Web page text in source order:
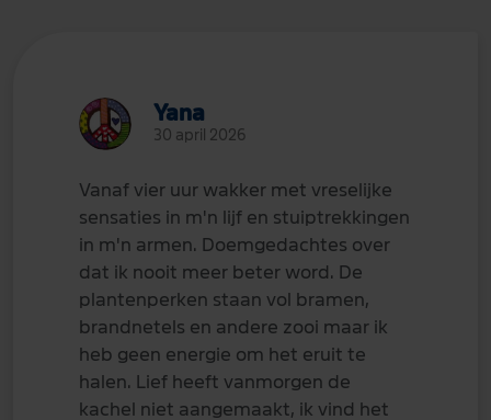
Yana
30 april 2026
Vanaf vier uur wakker met vreselijke
sensaties in m'n lijf en stuiptrekkingen
in m'n armen. Doemgedachtes over
dat ik nooit meer beter word. De
plantenperken staan vol bramen,
brandnetels en andere zooi maar ik
heb geen energie om het eruit te
halen. Lief heeft vanmorgen de
kachel niet aangemaakt, ik vind het